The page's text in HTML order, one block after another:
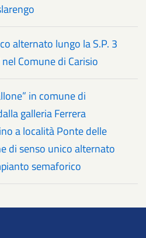
alternato lungo la S.P. 3
Comune di Carisio
in comune di
galleria Ferrera
a località Ponte delle
di senso unico alternato
semaforico